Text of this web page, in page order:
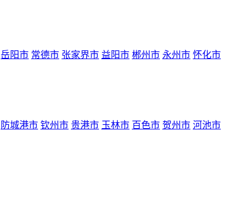
岳阳市 常德市 张家界市 益阳市 郴州市 永州市 怀化市
防城港市 钦州市 贵港市 玉林市 百色市 贺州市 河池市